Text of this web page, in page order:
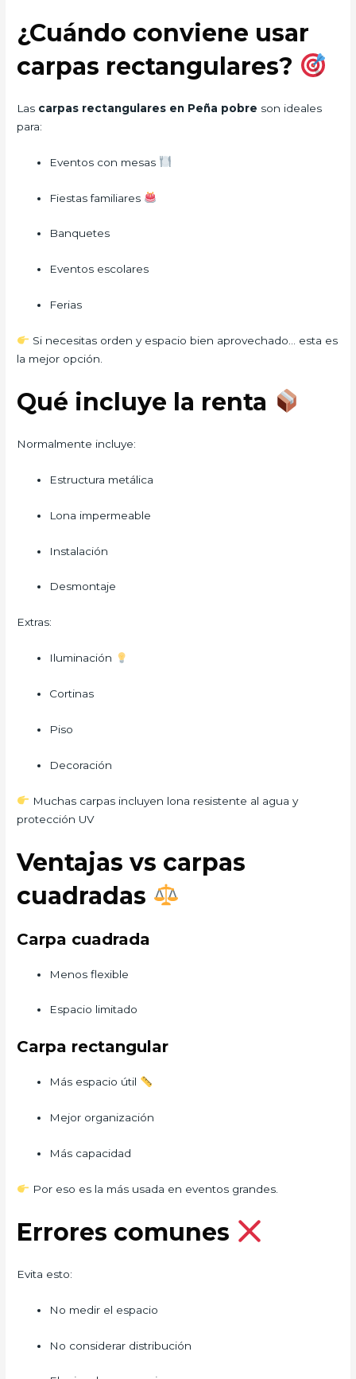
¿Cuándo conviene usar
carpas rectangulares?
Las carpas rectangulares en Peña pobre son ideales
para:
Eventos con mesas
Fiestas familiares
Banquetes
Eventos escolares
Ferias
Si necesitas orden y espacio bien aprovechado… esta es
la mejor opción.
Qué incluye la renta
Normalmente incluye:
Estructura metálica
Lona impermeable
Instalación
Desmontaje
Extras:
Iluminación
Cortinas
Piso
Decoración
Muchas carpas incluyen lona resistente al agua y
protección UV
Ventajas vs carpas
cuadradas
Carpa cuadrada
Menos flexible
Espacio limitado
Carpa rectangular
Más espacio útil
Mejor organización
Más capacidad
Por eso es la más usada en eventos grandes.
Errores comunes
Evita esto:
No medir el espacio
No considerar distribución